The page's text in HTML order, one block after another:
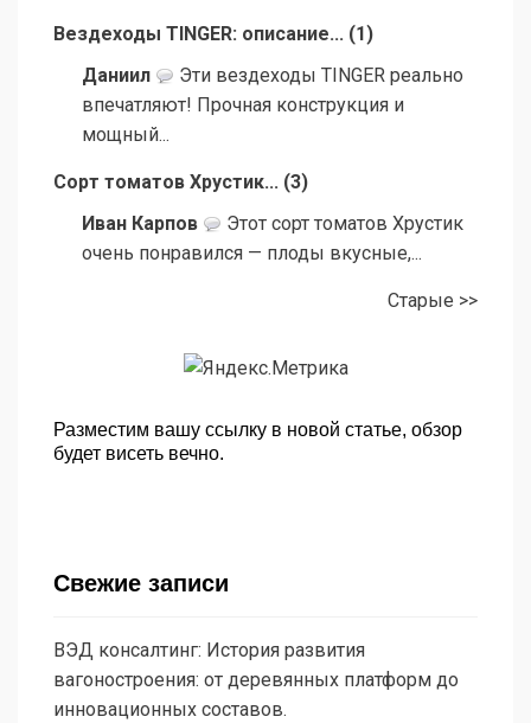
Вездеходы TINGER: описание... (1 )
Даниил
Эти вездеходы TINGER реально
впечатляют! Прочная конструкция и
мощный...
Сорт томатов Хрустик... (3)
Иван Карпов
Этот сорт томатов Хрустик
очень понравился — плоды вкусные,...
Старые >>
Разместим вашу ссылку в новой статье, обзор
будет висеть вечно.
Свежие записи
ВЭД консалтинг: История развития
вагоностроения: от деревянных платформ до
инновационных составов.